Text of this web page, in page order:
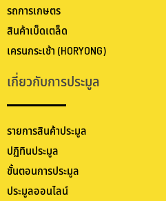
รถการเกษตร
สินค้าเบ็ดเตล็ด
เครนกระเช้า (HORYONG)
เกี่ยวกับการประมูล
รายการสินค้าประมูล
ปฏิทินประมูล
ขั้นตอนการประมูล
ประมูลออนไลน์